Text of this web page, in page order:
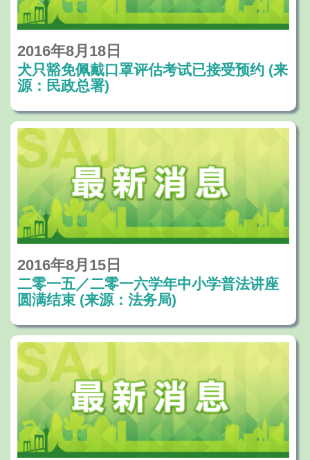
2016年8月18日
犬只豁免佩戴口罩评估考试已接受预约 (来
源：民政总署)
2016年8月15日
二零一五／二零一六学年中小学普法讲座
圆满结束 (来源：法务局)